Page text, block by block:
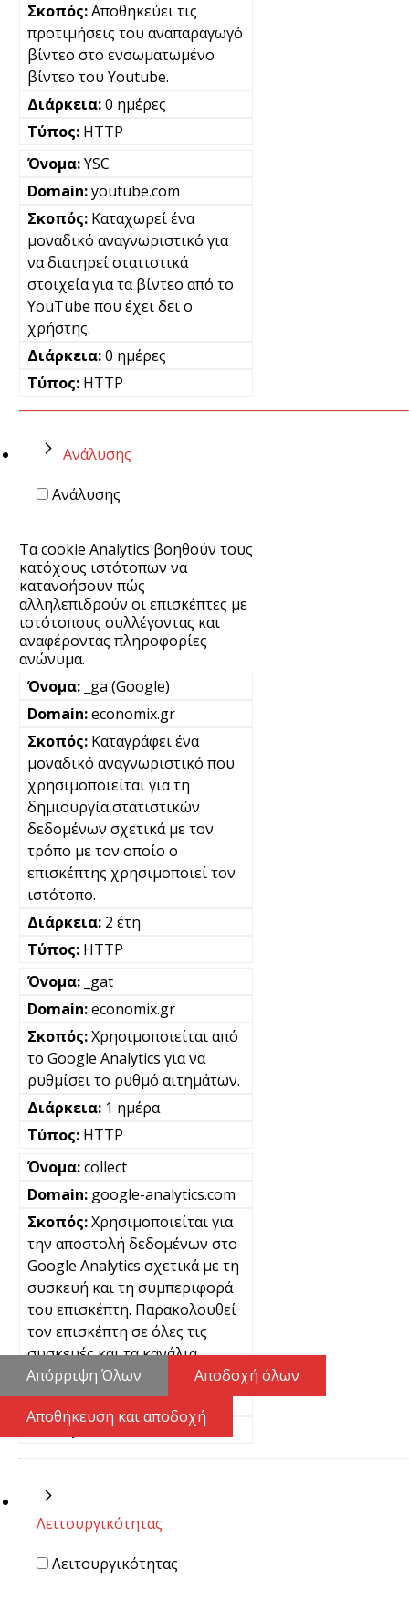
Αποθηκεύει τις
προτιμήσεις του αναπαραγωγό
βίντεο στο ενσωματωμένο
βίντεο του Youtube.
0 ημέρες
HTTP
YSC
youtube.com
Καταχωρεί ένα
μοναδικό αναγνωριστικό για
να διατηρεί στατιστικά
στοιχεία για τα βίντεο από το
YouTube που έχει δει ο
χρήστης.
0 ημέρες
HTTP
Ανάλυσης
Ανάλυσης
Τα cookie Analytics βοηθούν τους
κατόχους ιστότοπων να
κατανοήσουν πώς
αλληλεπιδρούν οι επισκέπτες με
ιστότοπους συλλέγοντας και
αναφέροντας πληροφορίες
ανώνυμα.
_ga (Google)
economix.gr
Καταγράφει ένα
μοναδικό αναγνωριστικό που
χρησιμοποιείται για τη
δημιουργία στατιστικών
δεδομένων σχετικά με τον
τρόπο με τον οποίο ο
επισκέπτης χρησιμοποιεί τον
ιστότοπο.
2 έτη
HTTP
_gat
economix.gr
Χρησιμοποιείται από
το Google Analytics για να
ρυθμίσει το ρυθμό αιτημάτων.
1 ημέρα
HTTP
collect
google-analytics.com
Χρησιμοποιείται για
την αποστολή δεδομένων στο
Google Analytics σχετικά με τη
συσκευή και τη συμπεριφορά
του επισκέπτη. Παρακολουθεί
τον επισκέπτη σε όλες τις
συσκευές και τα κανάλια
μάρκετινγκ.
Μόνιμα
Pixel
Λειτουργικότητας
Λειτουργικότητας
Απόρριψη Όλων Αποδοχή όλων
Αποθήκευση και αποδοχή